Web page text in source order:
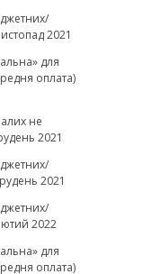
2021
для
оплата)
не
2021
2021
2022
для
оплата)